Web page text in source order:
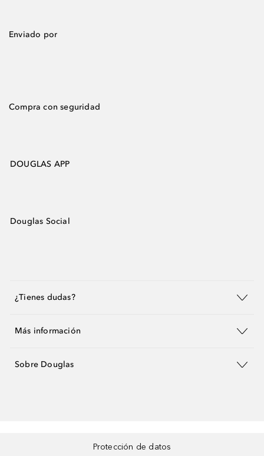
Enviado por
Compra con seguridad
DOUGLAS APP
Douglas Social
¿Tienes dudas?
Más información
Sobre Douglas
Protección de datos